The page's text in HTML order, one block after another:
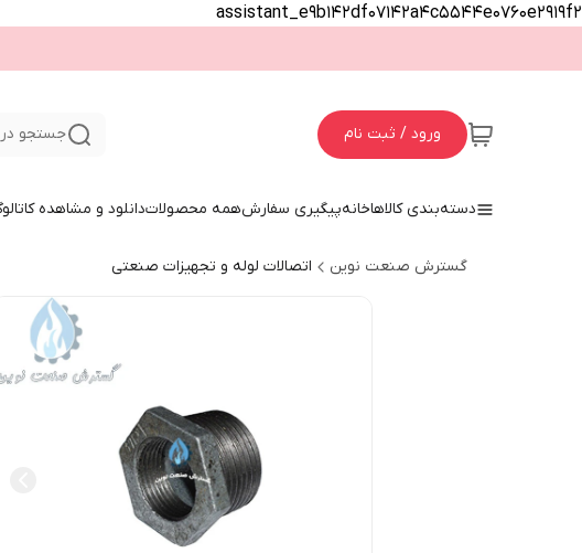
assistant_e9b142df07142a4c5544e0760e2919f2
ورود / ثبت نام جستجو
دسته‌بندی کالاهاخانهپیگیری سفارشهمه محصولاتدانلود و مشاهده
گسترش صنعت نوین اتصالات لوله و تجهیزات صنعتی